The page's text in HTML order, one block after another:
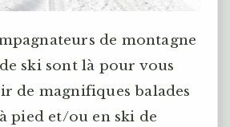
de montagne
ski sont là pour vous
de magnifiques balades
pied et/ou en ski de